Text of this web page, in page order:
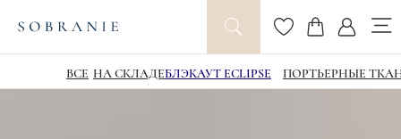
ВСЕ НА СКЛАДЕБЛЭКАУТ ECLIPSE ПОРТЬЕРНЫЕ